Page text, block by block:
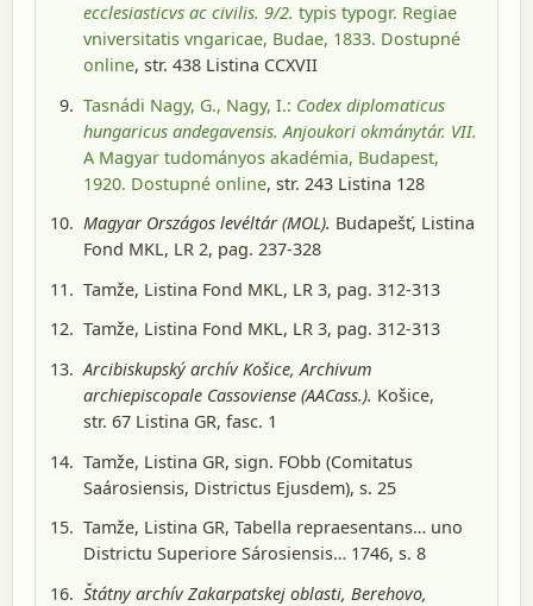
ecclesiasticvs ac civilis. 9/2. typis typogr. Regiae
vniversitatis vngaricae, Budae, 1833. Dostupné
online, str. 438 Listina CCXVII
Tasnádi Nagy, G., Nagy, I.: Codex diplomaticus
hungaricus andegavensis. Anjoukori okmánytár. VII.
A Magyar tudományos akadémia, Budapest,
1920. Dostupné online, str. 243 Listina 128
Magyar Országos levéltár (MOL). Budapešť, Listina
Fond MKL, LR 2, pag. 237-328
Tamže, Listina Fond MKL, LR 3, pag. 312-313
Tamže, Listina Fond MKL, LR 3, pag. 312-313
Arcibiskupský archív Košice, Archivum
archiepiscopale Cassoviense (AACass.). Košice,
str. 67 Listina GR, fasc. 1
Tamže, Listina GR, sign. FObb (Comitatus
Saárosiensis, Districtus Ejusdem), s. 25
Tamže, Listina GR, Tabella repraesentans… uno
Districtu Superiore Sárosiensis… 1746, s. 8
Štátny archív Zakarpatskej oblasti, Berehovo,